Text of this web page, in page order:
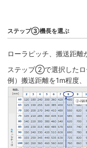
ステップ③機長を選ぶ
ローラピッチ、搬送距離
ステップ②で選択したロ
例）搬送距離を1m程度